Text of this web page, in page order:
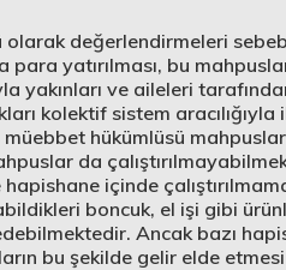
değerlendirmeleri
para yatırılması, bu
yakınları ve aileleri
kolektif sistem aracılığıyla
hükümlüsü
da
içinde
boncuk, el işi gibi
Ancak bazı
bu şekilde gelir elde